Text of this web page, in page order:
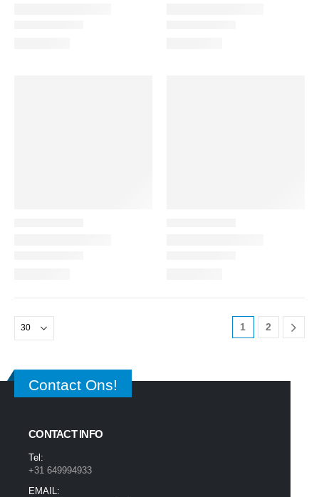
1 2
Contact Ons!
CONTACT INFO
Tel:
+31 649994933
EMAIL: